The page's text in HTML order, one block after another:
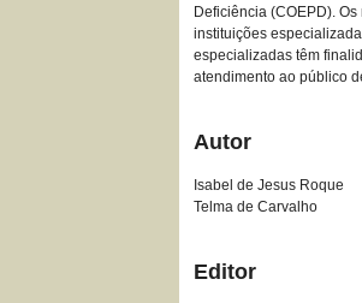
Deficiência (COEPD).
instituições
especializadas têm
atendimento ao público
Autor
Isabel de Jesus Roque
Telma de Carvalho
Editor